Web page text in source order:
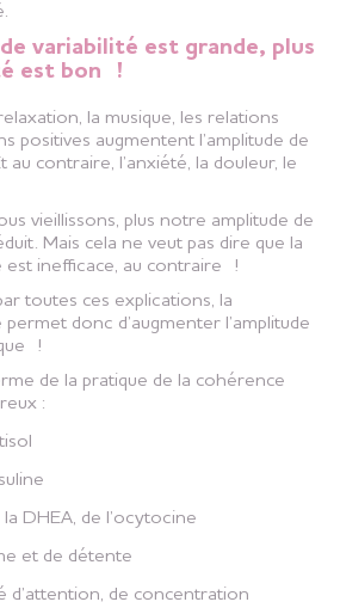
variabilité est grande, plus
est bon !
la musique, les relations
positives augmentent l’amplitude de
au contraire, l’anxiété, la douleur, le
vieillissons, plus notre amplitude de
Mais cela ne veut pas dire que la
est inefficace, au contraire !
toutes ces explications, la
donc d’augmenter l’amplitude
!
de la pratique de la cohérence
:
DHEA, de l’ocytocine
et de détente
d’attention, de concentration